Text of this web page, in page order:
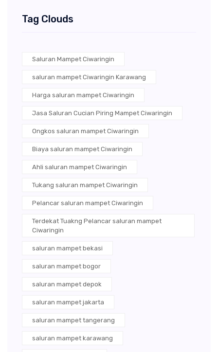
Tag Clouds
Saluran Mampet Ciwaringin
saluran mampet Ciwaringin Karawang
Harga saluran mampet Ciwaringin
Jasa Saluran Cucian Piring Mampet Ciwaringin
Ongkos saluran mampet Ciwaringin
Biaya saluran mampet Ciwaringin
Ahli saluran mampet Ciwaringin
Tukang saluran mampet Ciwaringin
Pelancar saluran mampet Ciwaringin
Terdekat Tuakng Pelancar saluran mampet
Ciwaringin
saluran mampet bekasi
saluran mampet bogor
saluran mampet depok
saluran mampet jakarta
saluran mampet tangerang
saluran mampet karawang